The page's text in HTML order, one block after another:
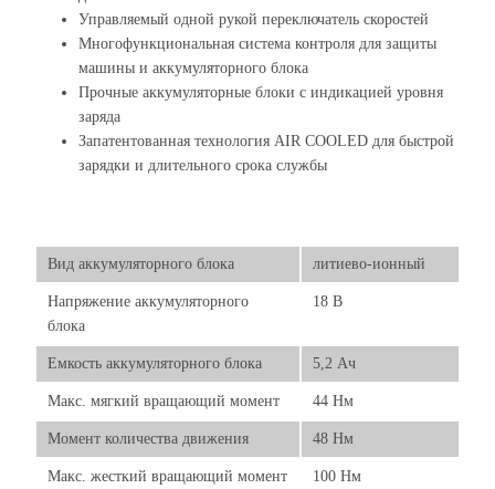
Управляемый одной рукой переключатель скоростей
Многофункциональная система контроля для защиты
машины и аккумуляторного блока
Прочные аккумуляторные блоки с индикацией уровня
заряда
Запатентованная технология AIR COOLED для быстрой
зарядки и длительного срока службы
Вид аккумуляторного блока литиево-ионный
Напряжение аккумуляторного
блока
18 В
Емкость аккумуляторного блока 5,2 Ач
Макс. мягкий вращающий момент 44 Нм
Момент количества движения 48 Нм
Макс. жесткий вращающий момент 100 Нм